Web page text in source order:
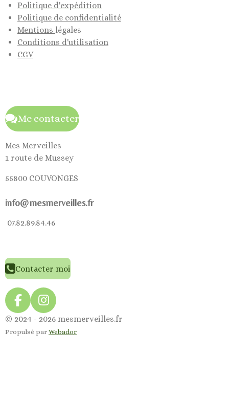
Politique d'expédition
Politique de confidentialité
Mentions légales
Conditions d'utilisation
CGV
Me contacter
Mes Merveilles
1 route de Mussey
55800 COUVONGES
info@mesmerveilles.fr
07.82.89.84.46
Contacter moi
F
a
c
I
n
s
© 2024 - 2026 mesmerveilles.fr
Propulsé par Webador